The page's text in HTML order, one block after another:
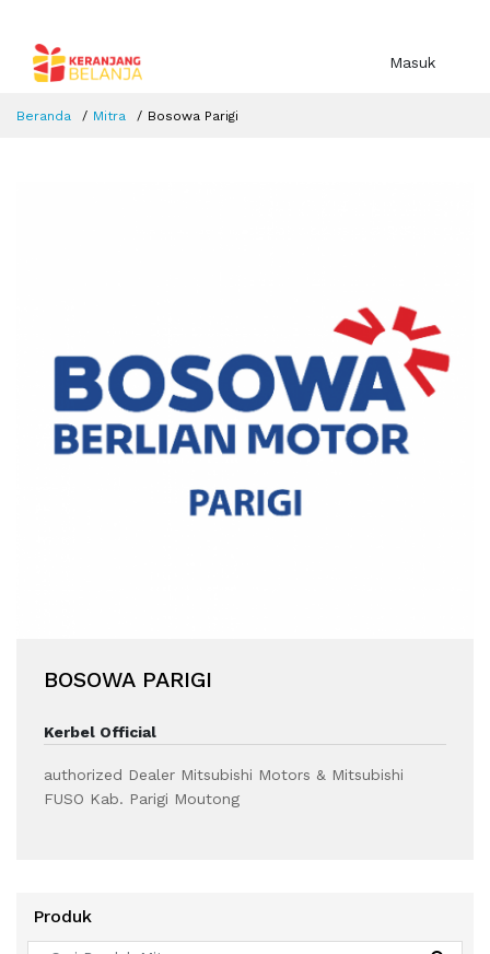
Masuk
Beranda Mitra Bosowa Parigi
BOSOWA PARIGI
Kerbel Official
authorized Dealer Mitsubishi Motors & Mitsubishi
FUSO Kab. Parigi Moutong
Produk